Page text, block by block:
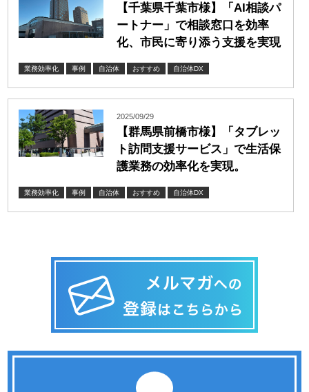
【千葉県千葉市様】「AI相談パ
ートナー」で相談窓口を効率
化、市民に寄り添う支援を実現
業務効率化 事例 自治体 おすすめ 自治体DX
2025/09/29
【群馬県前橋市様】「タブレッ
ト訪問支援サービス」で生活保
護業務の効率化を実現。
業務効率化 事例 自治体 おすすめ 自治体DX